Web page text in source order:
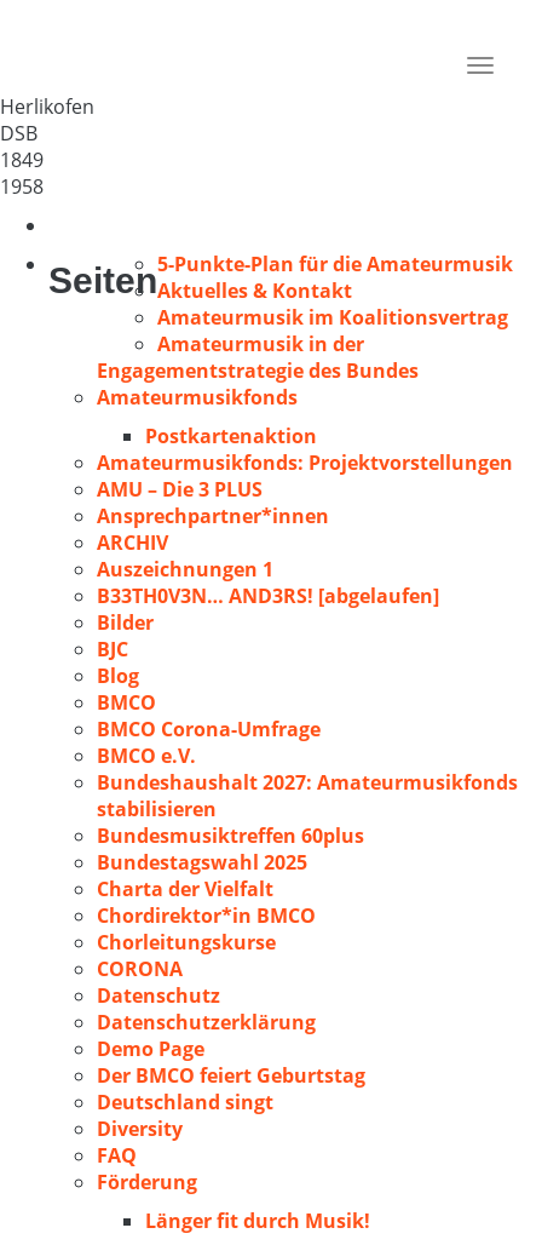
Toggle
Herlikofen
DSB
1849
1958
Seiten5-Punkte-Plan für die Amateurmusik
Aktuelles & Kontakt
Amateurmusik im Koalitionsvertrag
Amateurmusik in der
Engagementstrategie des Bundes
Amateurmusikfonds
Postkartenaktion
Amateurmusikfonds: Projektvorstellungen
AMU – Die 3 PLUS
Ansprechpartner*innen
ARCHIV
Auszeichnungen 1
B33TH0V3N… AND3RS! [abgelaufen]
Bilder
BJC
Blog
BMCO
BMCO Corona-Umfrage
BMCO e.V.
Bundeshaushalt 2027: Amateurmusikfonds
stabilisieren
Bundesmusiktreffen 60plus
Bundestagswahl 2025
Charta der Vielfalt
Chordirektor*in BMCO
Chorleitungskurse
CORONA
Datenschutz
Datenschutzerklärung
Demo Page
Der BMCO feiert Geburtstag
Deutschland singt
Diversity
FAQ
Förderung
Länger fit durch Musik!